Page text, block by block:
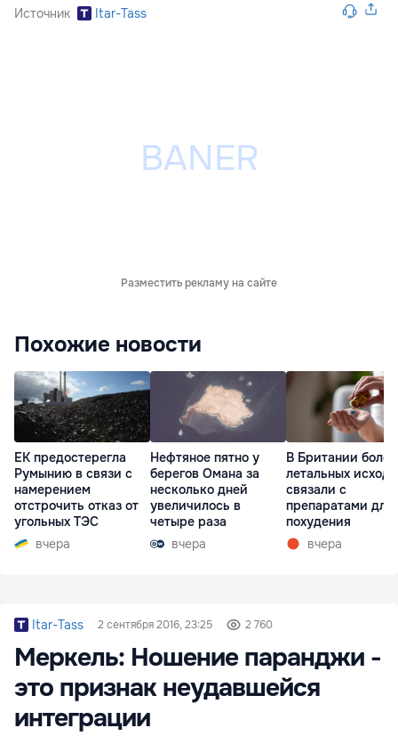
Источник Itar-Tass
Разместить рекламу на сайте
Похожие новости
ЕК предостерегла
Румынию в связи с
намерением
отстрочить отказ от
угольных ТЭС
вчера
Нефтяное пятно у
берегов Омана за
несколько дней
увеличилось в
четыре раза
вчера
В Британии
летальных
связали с
препаратами для
похудения
вчера
Itar-Tass 2 сентября 2016, 23:25 2 760
Меркель: Ношение паранджи -
это признак неудавшейся
интеграции